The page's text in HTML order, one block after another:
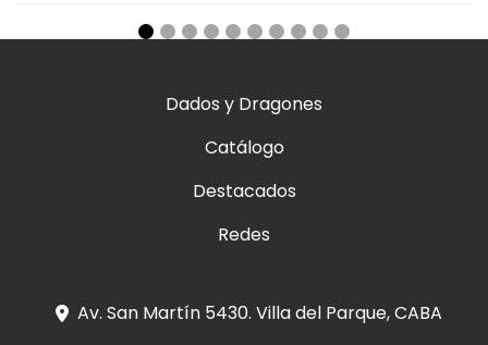
Dados y Dragones
Catálogo
Destacados
Redes
Av. San Martín 5430. Villa del Parque, CABA